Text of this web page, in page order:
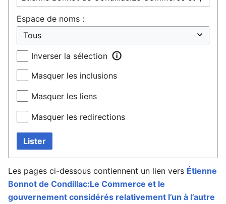
Espace de noms :
Inverser la sélection
Masquer les inclusions
Masquer les liens
Masquer les redirections
Lister
Les pages ci-dessous contiennent un lien vers Étienne
Bonnot de Condillac:Le Commerce et le
gouvernement considérés relativement l’un à l’autre